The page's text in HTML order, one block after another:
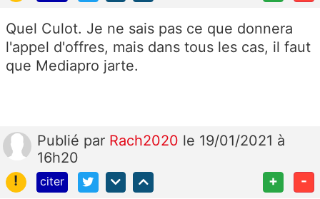
Quel Culot. Je ne sais pas ce que donnera
l'appel d'offres, mais dans tous les cas, il faut
que Mediapro jarte.
Publié par Rach2020 le 19/01/2021 à
16h20
!
citer + -